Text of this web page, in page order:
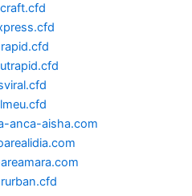
anca-aisha.com